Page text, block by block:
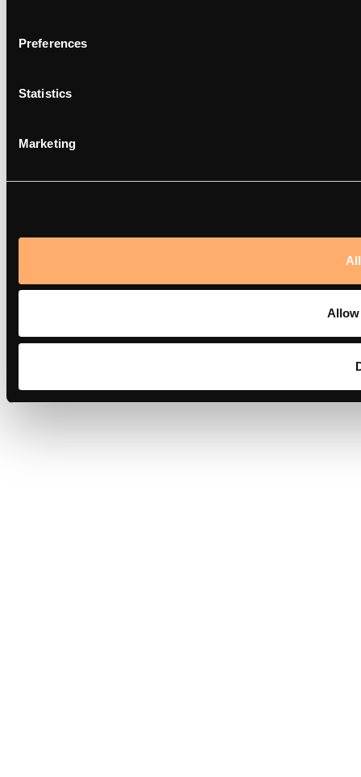
Preferences
Statistics
Marketing
Allow